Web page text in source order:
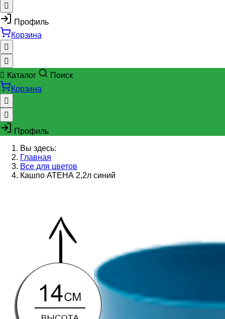
Профиль
Корзина
Каталог
Поиск
Корзина
Профиль
Вы здесь:
Главная
Все для цветов
Кашпо АТЕНА 2,2л синий